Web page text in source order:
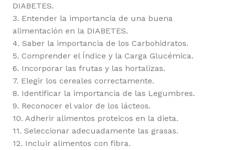
DIABETES.
3. Entender la importancia de una buena
alimentación en la DIABETES.
4. Saber la importancia de los Carbohidratos.
5. Comprender el Índice y la Carga Glucémica.
6. Incorporar las frutas y las hortalizas.
7. Elegir los cereales correctamente.
8. Identificar la importancia de las Legumbres.
9. Reconocer el valor de los lácteos.
10. Adherir alimentos proteicos en la dieta.
11. Seleccionar adecuadamente las grasas.
12. Incluir alimentos con fibra.